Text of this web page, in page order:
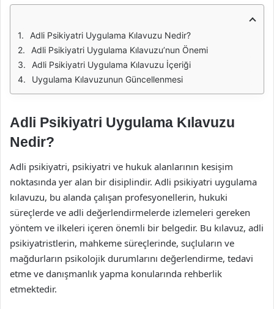
Adli Psikiyatri Uygulama Kılavuzu Nedir?
Adli Psikiyatri Uygulama Kılavuzu’nun Önemi
Adli Psikiyatri Uygulama Kılavuzu İçeriği
Uygulama Kılavuzunun Güncellenmesi
Adli Psikiyatri Uygulama Kılavuzu
Nedir?
Adli psikiyatri, psikiyatri ve hukuk alanlarının kesişim
noktasında yer alan bir disiplindir. Adli psikiyatri uygulama
kılavuzu, bu alanda çalışan profesyonellerin, hukuki
süreçlerde ve adli değerlendirmelerde izlemeleri gereken
yöntem ve ilkeleri içeren önemli bir belgedir. Bu kılavuz, adli
psikiyatristlerin, mahkeme süreçlerinde, suçluların ve
mağdurların psikolojik durumlarını değerlendirme, tedavi
etme ve danışmanlık yapma konularında rehberlik
etmektedir.